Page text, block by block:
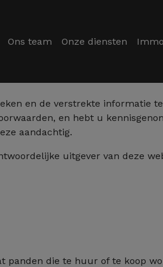
Ons team Onze diensten
en de verstrekte informatie
en hebt u
aandachtig.
uitgever van deze
panden die te huur of te koop